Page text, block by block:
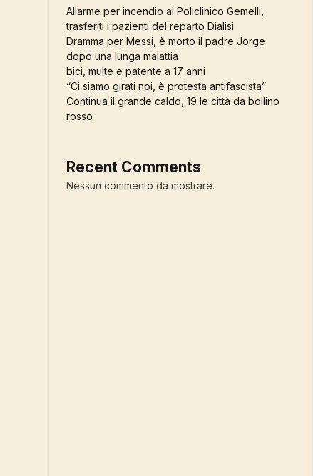
Allarme per incendio al Policlinico Gemelli,
trasferiti i pazienti del reparto Dialisi
Dramma per Messi, è morto il padre Jorge
dopo una lunga malattia
bici, multe e patente a 17 anni
“Ci siamo girati noi, è protesta antifascista”
Continua il grande caldo, 19 le città da bollino
rosso
Recent Comments
Nessun commento da mostrare.